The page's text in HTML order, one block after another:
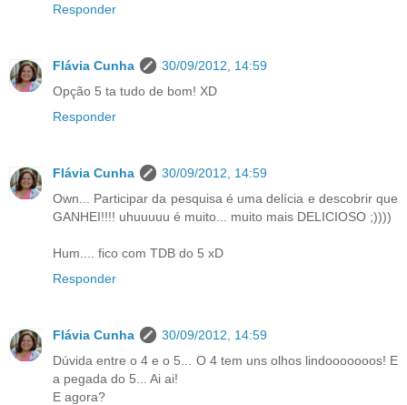
Responder
Flávia Cunha
30/09/2012, 14:59
Opção 5 ta tudo de bom! XD
Responder
Flávia Cunha
30/09/2012, 14:59
Own... Participar da pesquisa é uma delícia e descobrir que
GANHEI!!!! uhuuuuu é muito... muito mais DELICIOSO ;))))
Hum.... fico com TDB do 5 xD
Responder
Flávia Cunha
30/09/2012, 14:59
Dúvida entre o 4 e o 5... O 4 tem uns olhos lindooooooos! E
a pegada do 5... Ai ai!
E agora?